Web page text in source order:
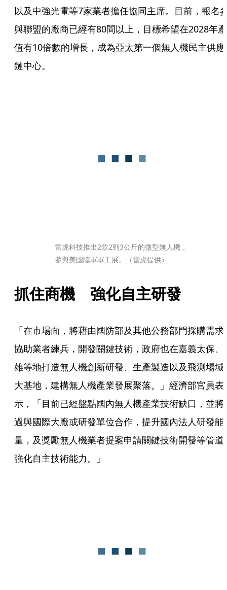
以及中強光電等7家業者擔任協同主席。目前，報名
與聯盟的廠商已經有80間以上，目標希望在2028年產
值有10倍數的增長，成為亞太第一個無人機民主供應
鏈中心。
雷虎科技推出2款2到3公斤的微型無人機，
參與美國陸軍軍工展。（雷虎提供）
抓住商機　強化自主研發
「在市場面，將藉由國防部及其他公務部門採購需求
協助業者練兵，開發關鍵技術，政府也在嘉義太保、
雄等地打造無人機創新研發、生產製造以及飛測場域
大基地，建構無人機產業發展聚落。」經濟部官員表
示，「目前已經盤點國內無人機產業技術缺口，並將
過與國際大廠或研發單位合作，提升國內法人研發能
量，及獎勵無人機業者提案申請關鍵技術開發等管道
強化自主技術能力。」